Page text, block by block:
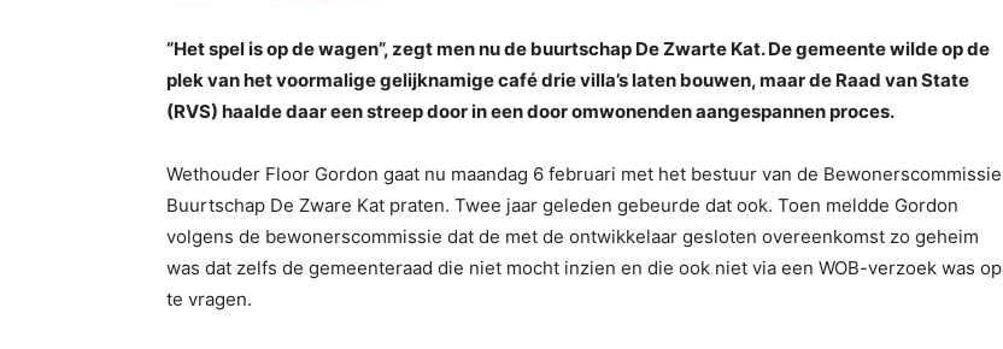
“Het spel is op de wagen”, zegt men nu de buurtschap De Zwarte Kat. De gemeente wilde op de
plek van het voormalige gelijknamige café drie villa’s laten bouwen, maar de Raad van State
(RVS) haalde daar een streep door in een door omwonenden aangespannen proces.
Wethouder Floor Gordon gaat nu maandag 6 februari met het bestuur van de Bewonerscommissie
Buurtschap De Zware Kat praten. Twee jaar geleden gebeurde dat ook. Toen meldde Gordon
volgens de bewonerscommissie dat de met de ontwikkelaar gesloten overeenkomst zo geheim
was dat zelfs de gemeenteraad die niet mocht inzien en die ook niet via een WOB-verzoek was op
te vragen.